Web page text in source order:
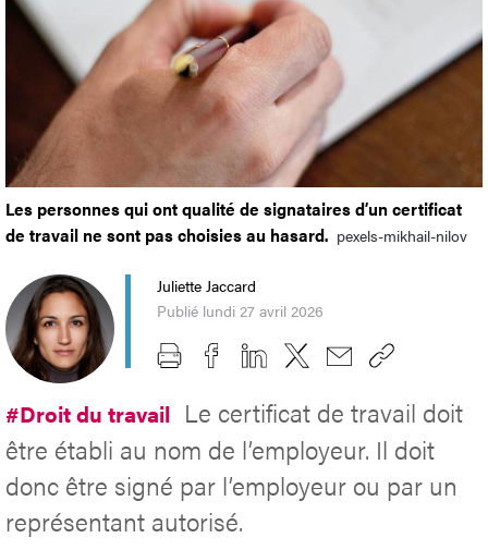
Les personnes qui ont qualité de signataires d’un certificat
de travail ne sont pas choisies au hasard. pexels-mikhail-nilov
Juliette Jaccard
Publié lundi 27 avril 2026
#Droit du travail Le certificat de travail doit
être établi au nom de l’employeur. Il doit
donc être signé par l’employeur ou par un
représentant autorisé.